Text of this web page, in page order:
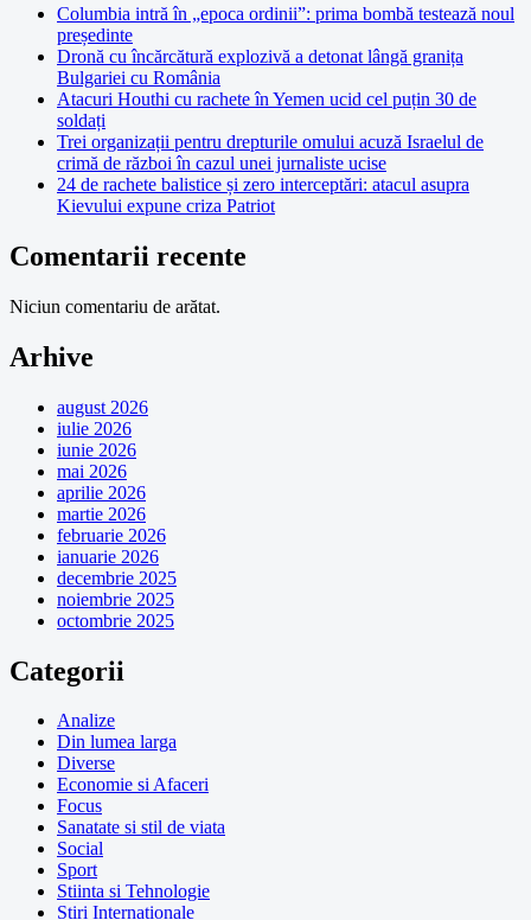
Columbia intră în „epoca ordinii”: prima bombă testează noul
președinte
Dronă cu încărcătură explozivă a detonat lângă granița
Bulgariei cu România
Atacuri Houthi cu rachete în Yemen ucid cel puțin 30 de
soldați
Trei organizații pentru drepturile omului acuză Israelul de
crimă de război în cazul unei jurnaliste ucise
24 de rachete balistice și zero interceptări: atacul asupra
Kievului expune criza Patriot
Comentarii recente
Niciun comentariu de arătat.
Arhive
august 2026
iulie 2026
iunie 2026
mai 2026
aprilie 2026
martie 2026
februarie 2026
ianuarie 2026
decembrie 2025
noiembrie 2025
octombrie 2025
Categorii
Analize
Din lumea larga
Diverse
Economie si Afaceri
Focus
Sanatate si stil de viata
Social
Sport
Stiinta si Tehnologie
Stiri Internationale